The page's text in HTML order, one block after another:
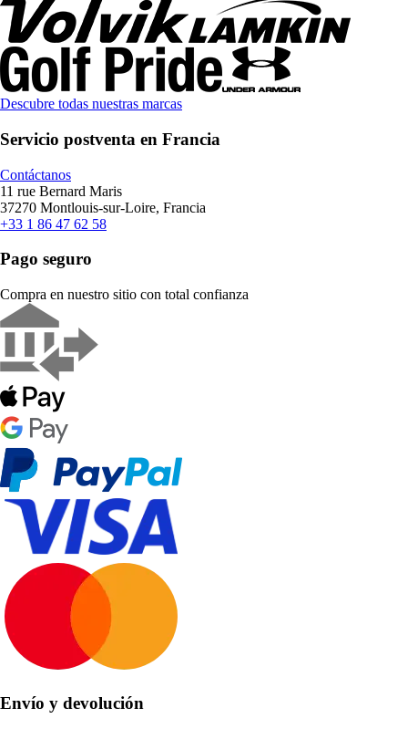
Descubre todas nuestras marcas
Servicio postventa en Francia
Contáctanos
11 rue Bernard Maris
37270 Montlouis-sur-Loire, Francia
+33 1 86 47 62 58
Pago seguro
Compra en nuestro sitio con total confianza
Envío y devolución